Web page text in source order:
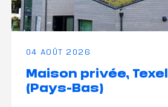
04 AOÛT 2026
Maison privée, Texel
(Pays-Bas)